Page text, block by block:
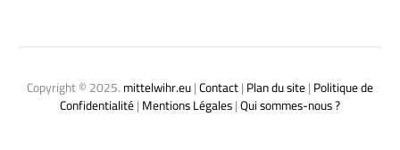
Copyright © 2025.mittelwihr.eu|Contact|Plan du site|Politique de
Confidentialité|Mentions Légales|Qui sommes-nous ?